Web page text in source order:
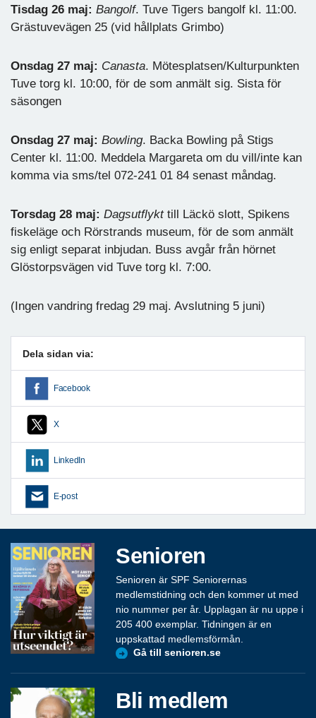
Tisdag 26 maj: Bangolf. Tuve Tigers bangolf kl. 11:00.
Grästuvevägen 25 (vid hållplats Grimbo)
Onsdag 27 maj: Canasta. Mötesplatsen/Kulturpunkten
Tuve torg kl. 10:00, för de som anmält sig. Sista för
säsongen
Onsdag 27 maj: Bowling. Backa Bowling på Stigs
Center kl. 11:00. Meddela Margareta om du vill/inte kan
komma via sms/tel 072-241 01 84 senast måndag.
Torsdag 28 maj: Dagsutflykttill Läckö slott, Spikens
fiskeläge och Rörstrands museum, för de som anmält
sig enligt separat inbjudan. Buss avgår från hörnet
Glöstorpsvägen vid Tuve torg kl. 7:00.
(Ingen vandring fredag 29 maj. Avslutning 5 juni)
Dela sidan via:
Facebook
X
LinkedIn
E-post
Senioren
Senioren är SPF Seniorernas
medlemstidning och den kommer ut med
nio nummer per år. Upplagan är nu uppe i
205 400 exemplar. Tidningen är en
uppskattad medlemsförmån.
Gå till senioren.se
Bli medlem